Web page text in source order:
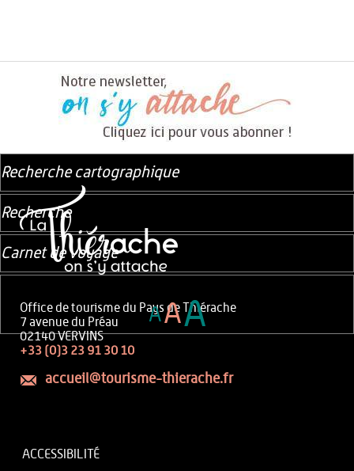
Office de tourisme du Pays de Thiérache
7 avenue du Préau
02140 VERVINS
+33 (0)3 23 91 30 10
accueil@tourisme-thierache.fr
ACCESSIBILITÉ
Recherche cartographique
Recherche
Carnet de voyage
AAA